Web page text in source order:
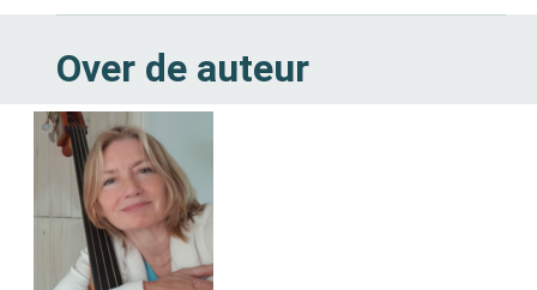
Over de auteur